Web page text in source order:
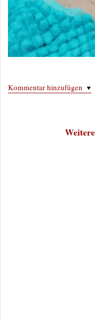
Kommentar hinzufügen